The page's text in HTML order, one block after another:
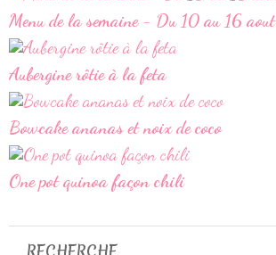
Menu de la semaine - Du 10 au 16 aout
Aubergine rôtie à la feta
Bowcake ananas et noix de coco
One pot quinoa façon chili